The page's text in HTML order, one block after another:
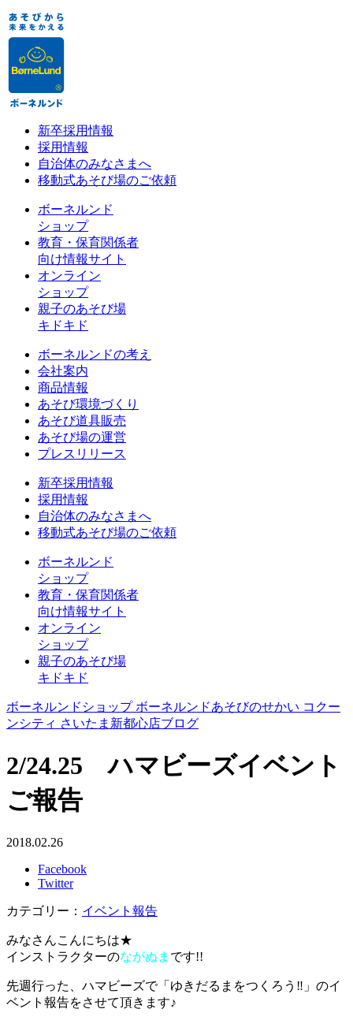
新卒採用情報
採用情報
自治体のみなさまへ
移動式あそび場のご依頼
ボーネルンド
ショップ
教育・保育関係者
向け情報サイト
オンライン
ショップ
親子のあそび場
キドキド
ボーネルンドの考え
会社案内
商品情報
あそび環境づくり
あそび道具販売
あそび場の運営
プレスリリース
新卒採用情報
採用情報
自治体のみなさまへ
移動式あそび場のご依頼
ボーネルンド
ショップ
教育・保育関係者
向け情報サイト
オンライン
ショップ
親子のあそび場
キドキド
ボーネルンドショップ ボーネルンドあそびのせかい コクー
ンシティ さいたま新都心店ブログ
2/24.25 ハマビーズイベント
ご報告
2018.02.26
Facebook
Twitter
カテゴリー： イベント報告
みなさんこんにちは★
インストラクターのながぬま です!!
先週行った、ハマビーズで「ゆきだるまをつくろう‼」のイ
ベント報告をさせて頂きます♪